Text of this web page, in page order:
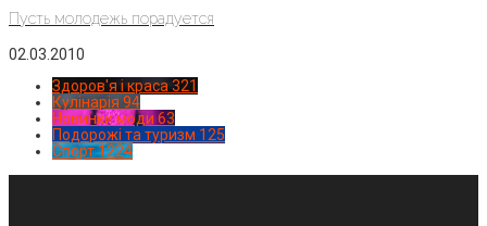
Пусть молодежь порадуется
02.03.2010
Здоров'я і краса 321
Кулінарія 94
Новинки моди 63
Подорожі та туризм 125
Спорт1224